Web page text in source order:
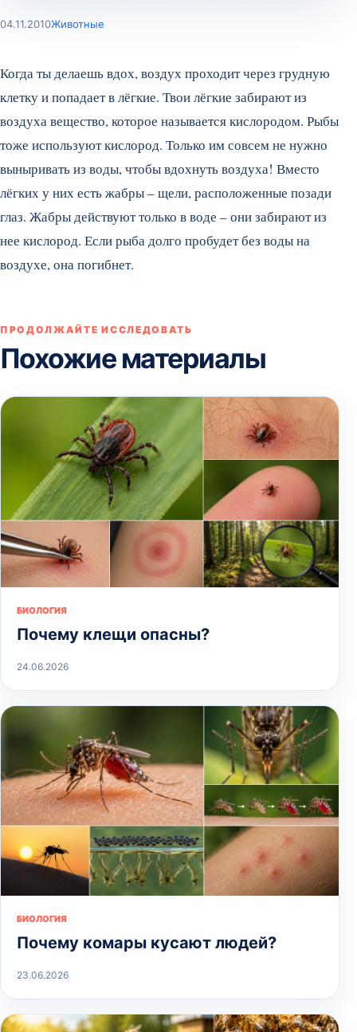
04.11.2010Животные
Когда ты делаешь вдох, воздух проходит через грудную
клетку и попадает в лёгкие. Твои лёгкие забирают из
воздуха вещество, которое называется кислородом. Рыбы
тоже используют кислород. Только им совсем не нужно
выныривать из воды, чтобы вдохнуть воздуха! Вместо
лёгких у них есть жабры – щели, расположенные позади
глаз. Жабры действуют только в воде – они забирают из
нее кислород. Если рыба долго пробудет без воды на
воздухе, она погибнет.
ПРОДОЛЖАЙТЕ ИССЛЕДОВАТЬ
Похожие материалы
БИОЛОГИЯ
Почему клещи опасны?
24.06.2026
БИОЛОГИЯ
Почему комары кусают людей?
23.06.2026